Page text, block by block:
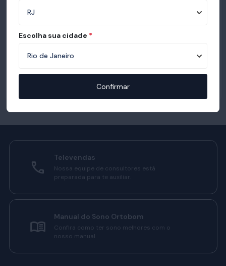
Televendas
Nossa equipe de consultores está
preparada para te auxiliar.
Manual do Sono Ortobom
Confira como ter sono melhores com o
nosso manual.
Escolha sua cidade *
Confirmar